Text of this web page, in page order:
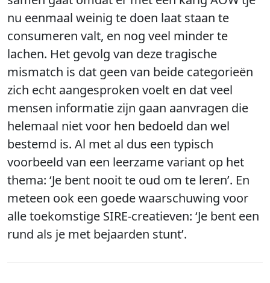
nu eenmaal weinig te doen laat staan te
consumeren valt, en nog veel minder te
lachen. Het gevolg van deze tragische
mismatch is dat geen van beide categorieën
zich echt aangesproken voelt en dat veel
mensen informatie zijn gaan aanvragen die
helemaal niet voor hen bedoeld dan wel
bestemd is. Al met al dus een typisch
voorbeeld van een leerzame variant op het
thema: ‘Je bent nooit te oud om te leren’. En
meteen ook een goede waarschuwing voor
alle toekomstige SIRE-creatieven: ‘Je bent een
rund als je met bejaarden stunt’.